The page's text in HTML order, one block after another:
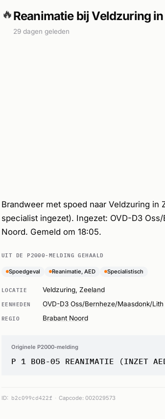
🔥Reanimatie bij Veldzuring
29 dagen geleden
Brandweer met spoed naar Veldzuring in
specialist ingezet). Ingezet: OVD-D3
Noord. Gemeld om 18:05.
UIT DE P2000-MELDING GEHAALD
Spoedgeval Reanimatie, AED Specialistisch
LOCATIE Veldzuring, Zeeland
EENHEDEN OVD-D3 Oss/Bernheze/Maasdonk/Lith
REGIO Brabant Noord
Originele P2000-melding
P 1 BOB-05 REANIMATIE (INZET
ID: b2c099cd422f Capcode: 002029573